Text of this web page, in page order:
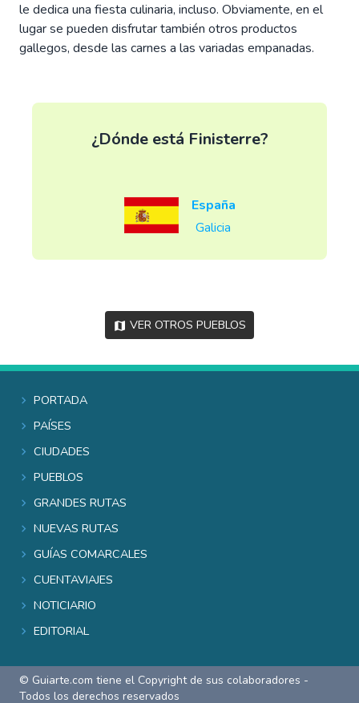
le dedica una fiesta culinaria, incluso. Obviamente, en el
lugar se pueden disfrutar también otros productos
gallegos, desde las carnes a las variadas empanadas.
¿Dónde está Finisterre?
España
Galicia
Ver otros pueblos
Portada
Países
Ciudades
Pueblos
Grandes rutas
Nuevas rutas
Guías comarcales
Cuentaviajes
Noticiario
Editorial
© Guiarte.com tiene el Copyright de sus colaboradores -
Todos los derechos reservados